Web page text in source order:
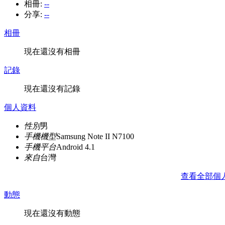
相冊: --
分享: --
相冊
現在還沒有相冊
記錄
現在還沒有記錄
個人資料
性別男
手機機型Samsung Note II N7100
手機平台Android 4.1
來自台灣
查看全部個
動態
現在還沒有動態